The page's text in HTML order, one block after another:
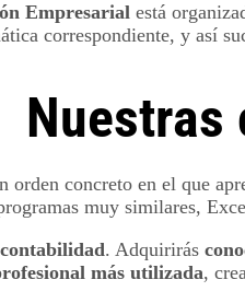
Empresarial está
correspondiente, y así
Nuestras
orden concreto en el que
muy similares,
contabilidad. Adquirirás
más utilizada,